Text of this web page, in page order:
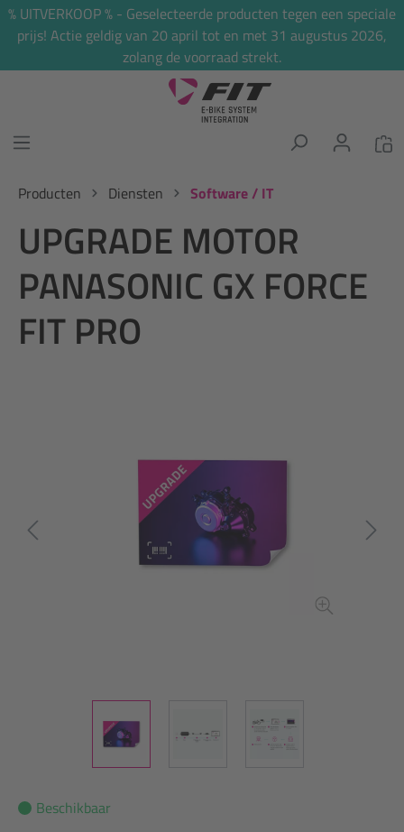
% UITVERKOOP % - Geselecteerde producten tegen een speciale
prijs! Actie geldig van 20 april tot en met 31 augustus 2026,
zolang de voorraad strekt.
Producten Diensten Software / IT
UPGRADE MOTOR
PANASONIC GX FORCE
FIT PRO
Beschikbaar